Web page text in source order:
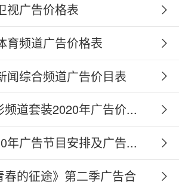
视广告价格表
育频道广告价格表
闻综合频道广告价目表
频道套装2020年广告价...
年广告节目安排及广告...
春的征途》第二季广告合